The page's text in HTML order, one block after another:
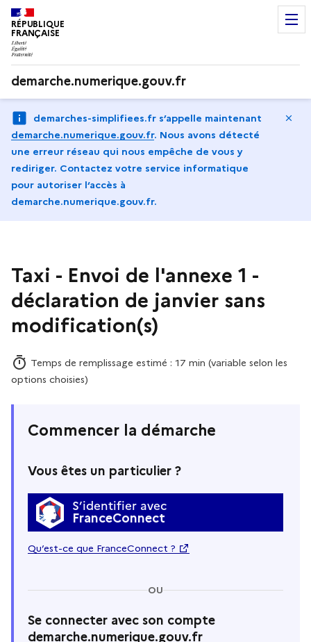
RÉPUBLIQUE
FRANÇAISE
demarche.numerique.gouv.fr
demarches-simplifiees.fr s’appelle maintenant
demarche.numerique.gouv.fr. Nous avons détecté
une erreur réseau qui nous empêche de vous y
rediriger. Contactez votre service informatique
pour autoriser l‘accès à
demarche.numerique.gouv.fr.
Taxi - Envoi de l'annexe 1 -
déclaration de janvier sans
modification(s)
Temps de remplissage estimé : 17 min (variable selon les
options choisies)
Commencer la démarche
Vous êtes un particulier ?
S’identifier avec
FranceConnect
Qu’est-ce que FranceConnect ?
OU
Se connecter avec son compte
demarche.numerique.gouv.fr